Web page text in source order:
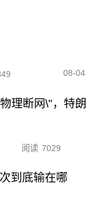
08-04
理断网\"，特朗
阅读 7029
到底输在哪